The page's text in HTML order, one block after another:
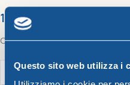
Questo sito web utilizza i
17,59€
Campana round pot